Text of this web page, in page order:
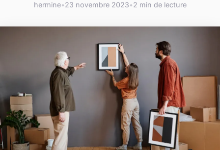
hermine•23 novembre 2023•2 min de lecture